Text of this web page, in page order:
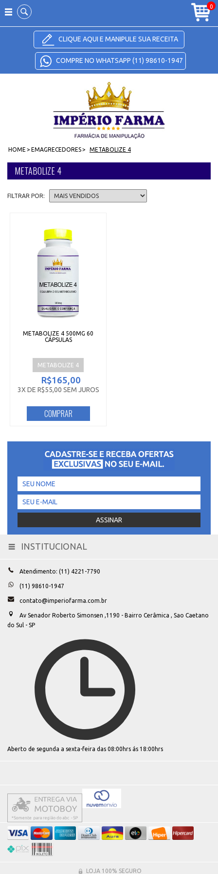
Carrinho
0
CLIQUE AQUI E MANIPULE SUA RECEITA
COMPRE NO WHATSAPP (11) 98610-1947
HOME > EMAGRECEDORES> METABOLIZE 4
METABOLIZE 4
FILTRAR POR:
METABOLIZE 4 500MG 60
CÁPSULAS
METABOLIZE 4
R$165,00
3X DE R$55,00 SEM JUROS
COMPRAR
Toggle
INSTITUCIONAL
Atendimento: (11) 4221-7790
(11) 98610-1947
contato@imperiofarma.com.br
Av Senador Roberto Simonsen ,1190 - Bairro Cerâmica , Sao Caetano
do Sul - SP
Aberto de segunda a sexta-feira das 08:00hrs ás 18:00hrs
LOJA 100% SEGURO